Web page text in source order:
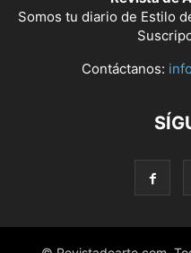
Somos tu diario de Estilo
Contáctanos: